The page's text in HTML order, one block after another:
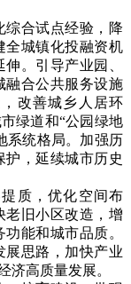
综合试点经验，降
全城镇化投融资机
。引导产业园、
融合公共服务设施
改善城乡人居环
绿道和“公园绿地
系统格局。加强历
护，延续城市历史
质，优化空间布
老旧小区改造，增
能和城市品质。
展思路，加快产业
济高质量发展。